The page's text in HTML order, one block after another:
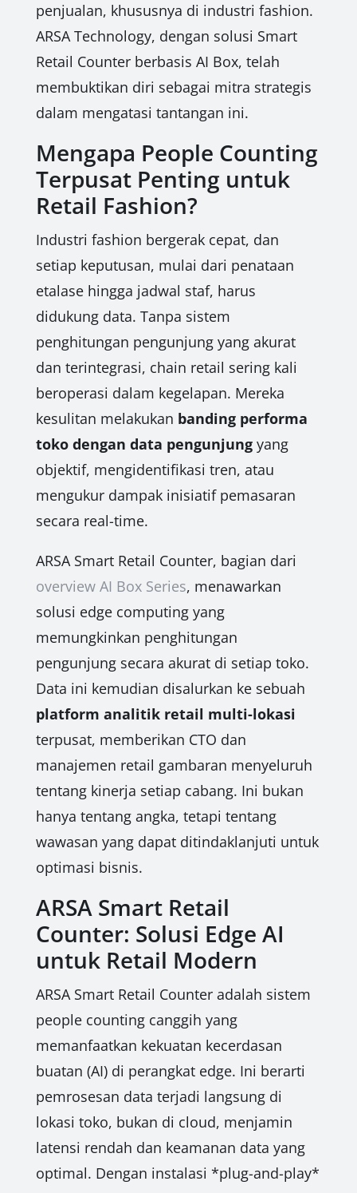
penjualan, khususnya di industri fashion.
ARSA Technology, dengan solusi Smart
Retail Counter berbasis AI Box, telah
membuktikan diri sebagai mitra strategis
dalam mengatasi tantangan ini.
Mengapa People Counting
Terpusat Penting untuk
Retail Fashion?
Industri fashion bergerak cepat, dan
setiap keputusan, mulai dari penataan
etalase hingga jadwal staf, harus
didukung data. Tanpa sistem
penghitungan pengunjung yang akurat
dan terintegrasi, chain retail sering kali
beroperasi dalam kegelapan. Mereka
kesulitan melakukan banding performa
toko dengan data pengunjungyang
objektif, mengidentifikasi tren, atau
mengukur dampak inisiatif pemasaran
secara real-time.
ARSA Smart Retail Counter, bagian dari
overview AI Box Series, menawarkan
solusi edge computing yang
memungkinkan penghitungan
pengunjung secara akurat di setiap toko.
Data ini kemudian disalurkan ke sebuah
platform analitik retail multi-lokasi
terpusat, memberikan CTO dan
manajemen retail gambaran menyeluruh
tentang kinerja setiap cabang. Ini bukan
hanya tentang angka, tetapi tentang
wawasan yang dapat ditindaklanjuti untuk
optimasi bisnis.
ARSA Smart Retail
Counter: Solusi Edge AI
untuk Retail Modern
ARSA Smart Retail Counter adalah sistem
people counting canggih yang
memanfaatkan kekuatan kecerdasan
buatan (AI) di perangkat edge. Ini berarti
pemrosesan data terjadi langsung di
lokasi toko, bukan di cloud, menjamin
latensi rendah dan keamanan data yang
optimal. Dengan instalasi *plug-and-play*